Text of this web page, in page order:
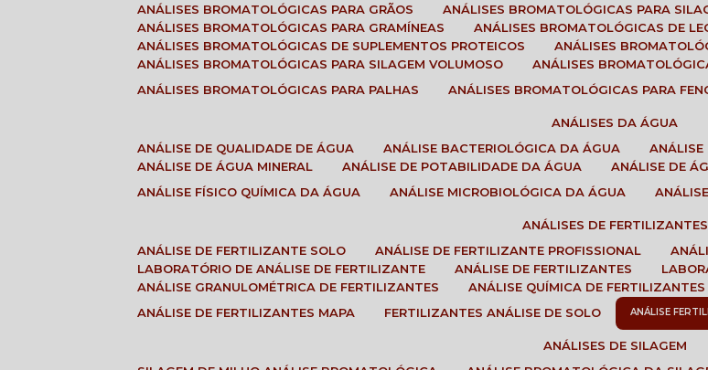
ANÁLISES BROMATOLÓGICAS PARA GRÃOS
ANÁLISES BROMATOLÓGICAS PARA
ANÁLISES BROMATOLÓGICAS PARA GRAMÍNEAS
ANÁLISES BROMATOLÓGICAS DE
ANÁLISES BROMATOLÓGICAS DE SUPLEMENTOS PROTEICOS
ANÁLISES
ANÁLISES BROMATOLÓGICAS PARA SILAGEM VOLUMOSO
ANÁLISES
ANÁLISES BROMATOLÓGICAS PARA PALHAS
ANÁLISES BROMATOLÓGICAS PARA
ANÁLISES DA ÁGUA
ANÁLISE DE QUALIDADE DE ÁGUA
ANÁLISE BACTERIOLÓGICA DA ÁGUA
ANÁLISE DE ÁGUA MINERAL
ANÁLISE DE POTABILIDADE DA ÁGUA ANÁLISE DE
ANÁLISE FÍSICO QUÍMICA DA ÁGUA
ANÁLISE MICROBIOLÓGICA DA ÁGUA
ANÁLISES DE FERTILIZANTES
ANÁLISE DE FERTILIZANTE SOLO
ANÁLISE DE FERTILIZANTE PROFISSIONAL
LABORATÓRIO DE ANÁLISE DE FERTILIZANTE
ANÁLISE DE FERTILIZANTES
ANÁLISE GRANULOMÉTRICA DE FERTILIZANTES
ANÁLISE QUÍMICA DE FERTILIZANTES
ANÁLISE DE FERTILIZANTES MAPA
FERTILIZANTES ANÁLISE DE SOLO ANÁLISE
ANÁLISES DE SILAGEM